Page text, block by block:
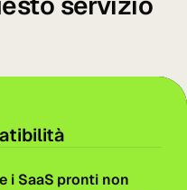
i SaaS pronti non